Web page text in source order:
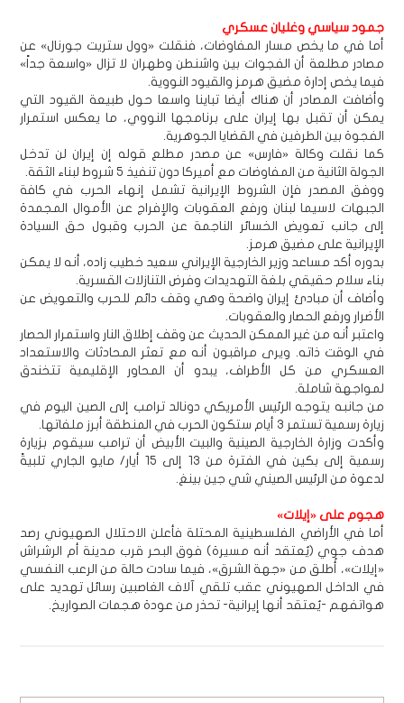
جمود سياسي وغليان عسكري
أما في ما يخص مسار المفاوضات، فنقلت «وول ستريت جورنال» عن
مصادر مطلعة أن الفجوات بين واشنطن وطهران لا تزال «واسعة جداً»
فيما يخص إدارة مضيق هرمز والقيود النووية.
وأضافت المصادر أن هناك أيضا تباينا واسعا حول طبيعة القيود التي
يمكن أن تقبل بها إيران على برنامجها النووي، ما يعكس استمرار
الفجوة بين الطرفين في القضايا الجوهرية.
كما نقلت وكالة «فارس» عن مصدر مطلع قوله إن إيران لن تدخل
الجولة الثانية من المفاوضات مع أميركا دون تنفيذ 5 شروط لبناء الثقة.
ووفق المصدر فإن الشروط الإيرانية تشمل إنهاء الحرب في كافة
الجبهات لاسيما لبنان ورفع العقوبات والإفراج عن الأموال المجمدة
إلى جانب تعويض الخسائر الناجمة عن الحرب وقبول حق السيادة
الإيرانية على مضيق هرمز.
بدوره أكد مساعد وزير الخارجية الإيراني سعيد خطيب زاده، أنه لا يمكن
بناء سلام حقيقي بلغة التهديدات وفرض التنازلات القسرية.
وأضاف أن مبادئ إيران واضحة وهي وقف دائم للحرب والتعويض عن
الأضرار ورفع الحصار والعقوبات.
واعتبر أنه من غير الممكن الحديث عن وقف إطلاق النار واستمرار الحصار
في الوقت ذاته. ويرى مراقبون أنه مع تعثر المحادثات والاستعداد
العسكري من كل الأطراف، يبدو أن المحاور الإقليمية تتخندق
لمواجهة شاملة.
من جانبه يتوجه الرئيس الأمريكي دونالد ترامب إلى الصين اليوم في
زيارة رسمية تستمر 3 أيام ستكون الحرب في المنطقة أبرز ملفاتها.
وأكدت وزارة الخارجية الصينية والبيت الأبيض أن ترامب سيقوم بزيارة
رسمية إلى بكين في الفترة من 13 إلى 15 أيار/ مايو الجاري تلبيةً
لدعوة من الرئيس الصيني شي جين بينغ.
هجوم على «إيلات»
أما في الأراضي الفلسطينية المحتلة فأعلن الاحتلال الصهيوني رصد
هدف جوي (يُعتقد أنه مسيرة) فوق البحر قرب مدينة أم الرشراش
«إيلات»، أُطلق من «جهة الشرق»، فيما سادت حالة من الرعب النفسي
في الداخل الصهيوني عقب تلقي آلاف الغاصبين رسائل تهديد على
هواتفهم -يُعتقد أنها إيرانية- تحذر من عودة هجمات الصواريخ.